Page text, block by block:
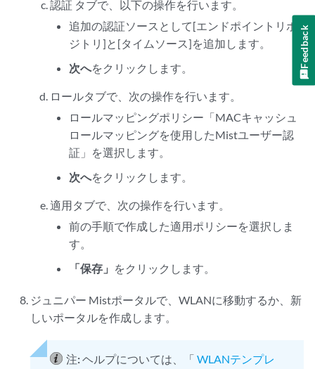
認証 タブで、以下の操作を行います。
追加の認証ソースとして[エンドポイントリポ
ジトリ]と[タイムソース]を追加します。
次へをクリックします。
ロールタブで、次の操作を行います。
ロールマッピングポリシー「MACキャッシュ
ロールマッピングを使用したMistユーザー認
証」を選択します。
次へをクリックします。
適用タブで、次の操作を行います。
前の手順で作成した適用ポリシーを選択しま
す。
「保存」 をクリックします。
ジュニパー Mistポータルで、WLANに移動するか、新
しいポータルを作成します。
注:ヘルプについては、「WLANテンプレ
Feedback